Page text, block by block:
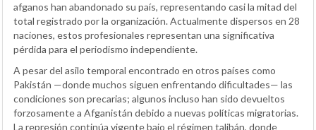
afganos han abandonado su país, representando casi la mitad del
total registrado por la organización. Actualmente dispersos en 28
naciones, estos profesionales representan una significativa
pérdida para el periodismo independiente.
A pesar del asilo temporal encontrado en otros países como
Pakistán —donde muchos siguen enfrentando dificultades— las
condiciones son precarias; algunos incluso han sido devueltos
forzosamente a Afganistán debido a nuevas políticas migratorias.
La represión continúa vigente bajo el régimen talibán, donde